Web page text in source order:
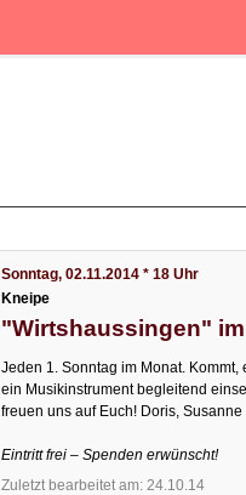
Sonntag, 02.11.2014 * 18 Uhr
Kneipe
"Wirtshaussingen"
Jeden 1. Sonntag im Monat.
ein Musikinstrument begleitend
freuen uns auf Euch! Doris,
Eintritt frei – Spenden erwünscht!
Zuletzt bearbeitet am: 24.10.14